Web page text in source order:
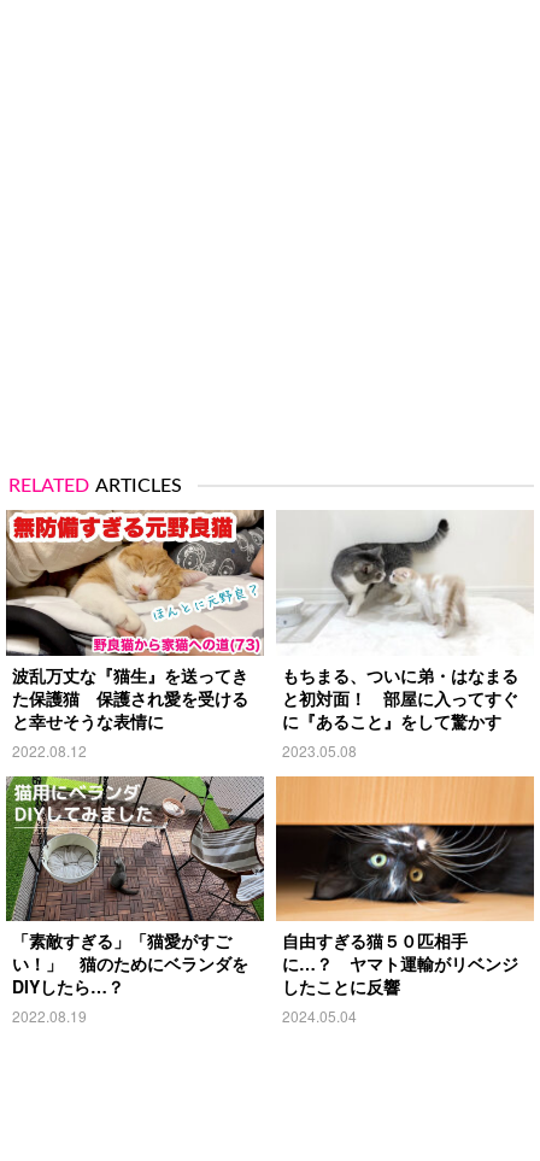
RELATED ARTICLES
波乱万丈な『猫生』を送ってき
た保護猫 保護され愛を受ける
と幸せそうな表情に
2022.08.12
もちまる、ついに弟・はなまる
と初対面！ 部屋に入ってすぐ
に『あること』をして驚かす
2023.05.08
「素敵すぎる」「猫愛がすご
い！」 猫のためにベランダを
DIYしたら…？
2022.08.19
自由すぎる猫５０匹相手
に…？ ヤマト運輸がリベンジ
したことに反響
2024.05.04